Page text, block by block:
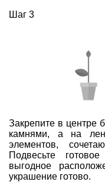
Шаг 3
Закрепите в центре
камнями, а на
элементов,
Подвесьте
выгодное
украшение готово.